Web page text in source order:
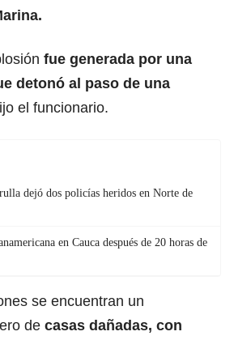
fue generada por una
detonó al paso de una
el funcionario.
dejó dos policías heridos en Norte de
en Cauca después de 20 horas de
se encuentran un
de casas dañadas, con